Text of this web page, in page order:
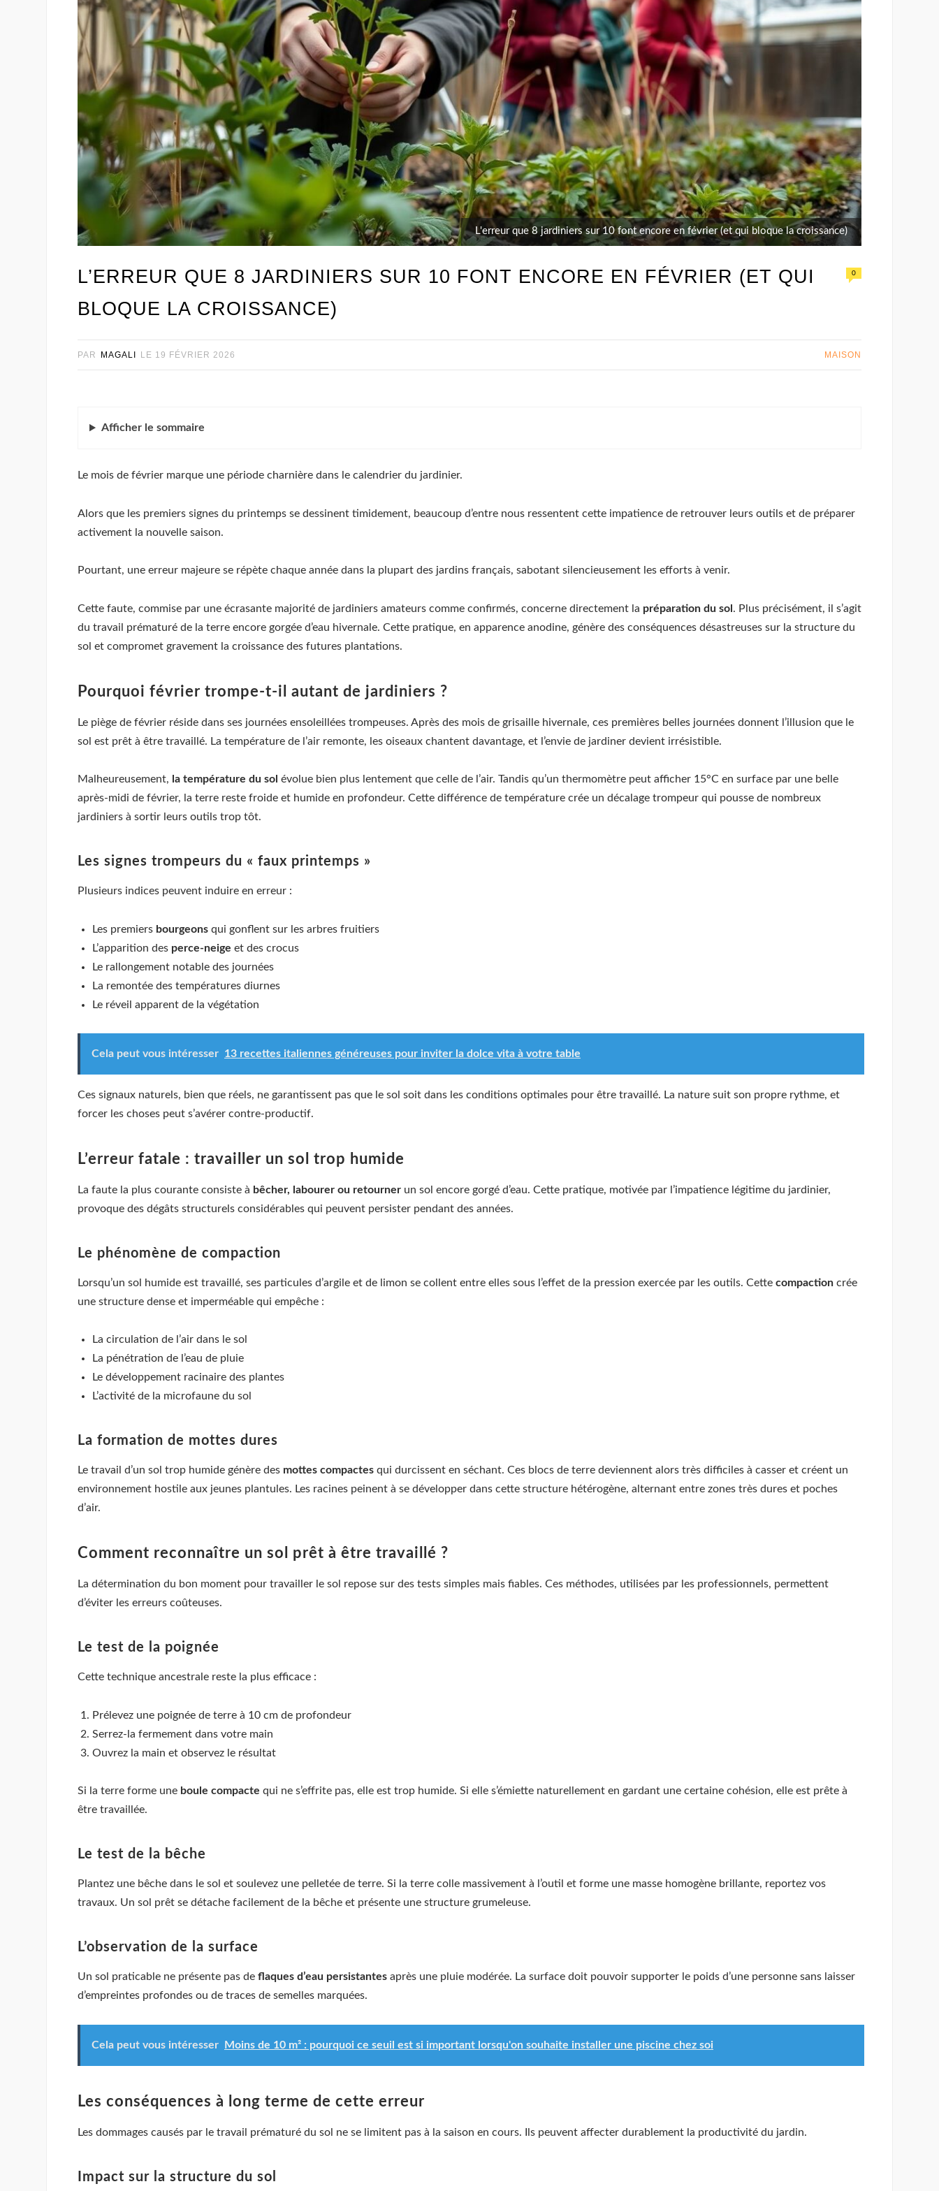
L'erreur que 8 jardiniers sur 10 font encore en février (et qui bloque la croissance)
L’ERREUR QUE 8 JARDINIERS SUR 10 FONT ENCORE EN FÉVRIER (ET QUI
BLOQUE LA CROISSANCE)
0
PAR MAGALI LE 19 FÉVRIER 2026 MAISON
Afficher le sommaire
Le mois de février marque une période charnière dans le calendrier du jardinier.
Alors que les premiers signes du printemps se dessinent timidement, beaucoup d’entre nous ressentent cette impatience de retrouver leurs outils et de préparer
activement la nouvelle saison.
Pourtant, une erreur majeure se répète chaque année dans la plupart des jardins français, sabotant silencieusement les efforts à venir.
Cette faute, commise par une écrasante majorité de jardiniers amateurs comme confirmés, concerne directement la préparation du sol . Plus précisément, il s’agit
du travail prématuré de la terre encore gorgée d’eau hivernale. Cette pratique, en apparence anodine, génère des conséquences désastreuses sur la structure du
sol et compromet gravement la croissance des futures plantations.
Pourquoi février trompe-t-il autant de jardiniers ?
Le piège de février réside dans ses journées ensoleillées trompeuses. Après des mois de grisaille hivernale, ces premières belles journées donnent l’illusion que le
sol est prêt à être travaillé. La température de l’air remonte, les oiseaux chantent davantage, et l’envie de jardiner devient irrésistible.
Malheureusement, la température du sol évolue bien plus lentement que celle de l’air. Tandis qu’un thermomètre peut afficher 15°C en surface par une belle
après-midi de février, la terre reste froide et humide en profondeur. Cette différence de température crée un décalage trompeur qui pousse de nombreux
jardiniers à sortir leurs outils trop tôt.
Les signes trompeurs du « faux printemps »
Plusieurs indices peuvent induire en erreur :
Les premiers bourgeons qui gonflent sur les arbres fruitiers
L’apparition des perce-neige et des crocus
Le rallongement notable des journées
La remontée des températures diurnes
Le réveil apparent de la végétation
Cela peut vous intéresser 13 recettes italiennes généreuses pour inviter la dolce vita à votre table
Ces signaux naturels, bien que réels, ne garantissent pas que le sol soit dans les conditions optimales pour être travaillé. La nature suit son propre rythme, et
forcer les choses peut s’avérer contre-productif.
L’erreur fatale : travailler un sol trop humide
La faute la plus courante consiste à bêcher, labourer ou retourner un sol encore gorgé d’eau. Cette pratique, motivée par l’impatience légitime du jardinier,
provoque des dégâts structurels considérables qui peuvent persister pendant des années.
Le phénomène de compaction
Lorsqu’un sol humide est travaillé, ses particules d’argile et de limon se collent entre elles sous l’effet de la pression exercée par les outils. Cette compaction crée
une structure dense et imperméable qui empêche :
La circulation de l’air dans le sol
La pénétration de l’eau de pluie
Le développement racinaire des plantes
L’activité de la microfaune du sol
La formation de mottes dures
Le travail d’un sol trop humide génère des mottes compactes qui durcissent en séchant. Ces blocs de terre deviennent alors très difficiles à casser et créent un
environnement hostile aux jeunes plantules. Les racines peinent à se développer dans cette structure hétérogène, alternant entre zones très dures et poches
d’air.
Comment reconnaître un sol prêt à être travaillé ?
La détermination du bon moment pour travailler le sol repose sur des tests simples mais fiables. Ces méthodes, utilisées par les professionnels, permettent
d’éviter les erreurs coûteuses.
Le test de la poignée
Cette technique ancestrale reste la plus efficace :
Prélevez une poignée de terre à 10 cm de profondeur
Serrez-la fermement dans votre main
Ouvrez la main et observez le résultat
Si la terre forme une boule compacte qui ne s’effrite pas, elle est trop humide. Si elle s’émiette naturellement en gardant une certaine cohésion, elle est prête à
être travaillée.
Le test de la bêche
Plantez une bêche dans le sol et soulevez une pelletée de terre. Si la terre colle massivement à l’outil et forme une masse homogène brillante, reportez vos
travaux. Un sol prêt se détache facilement de la bêche et présente une structure grumeleuse.
L’observation de la surface
Un sol praticable ne présente pas de flaques d’eau persistantes après une pluie modérée. La surface doit pouvoir supporter le poids d’une personne sans laisser
d’empreintes profondes ou de traces de semelles marquées.
Cela peut vous intéresser Moins de 10 m² : pourquoi ce seuil est si important lorsqu'on souhaite installer une piscine chez soi
Les conséquences à long terme de cette erreur
Les dommages causés par le travail prématuré du sol ne se limitent pas à la saison en cours. Ils peuvent affecter durablement la productivité du jardin.
Impact sur la structure du sol